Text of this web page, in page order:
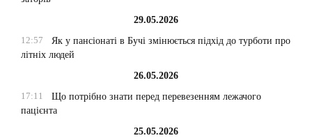
29.05.2026
12:57
Як у пансіонаті в Бучі змінюється підхід до турботи про
літніх людей
26.05.2026
17:11
Що потрібно знати перед перевезенням лежачого
пацієнта
25.05.2026